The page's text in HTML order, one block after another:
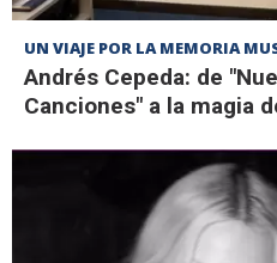
UN VIAJE POR LA MEMORIA
Andrés Cepeda: de
Canciones" a la magia